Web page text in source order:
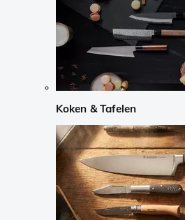
Koken & Tafelen